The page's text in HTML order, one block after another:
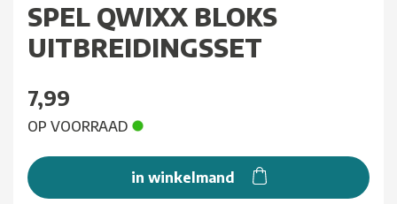
SPEL QWIXX BLOKS
UITBREIDINGSSET
7,99
OP VOORRAAD
in winkelmand